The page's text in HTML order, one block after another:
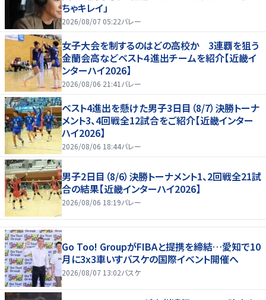
ちゃキレイ」
2026/08/07 05:22バレー
女子大会を制するのはどの高校か 3連覇を狙う
金蘭会高などベスト４進出チームを紹介【近畿イ
ンターハイ2026】
2026/08/06 21:41 バレー
ベスト4進出を懸けた男子3日目（8/7）決勝トーナ
メント3、4回戦全12試合をご紹介【近畿インター
ハイ2026】
2026/08/06 18:44バレー
男子2日目（8/6）決勝トーナメント1、2回戦全21試
合の結果【近畿インターハイ2026】
2026/08/06 18:19バレー
Go Too! GroupがFIBAと提携を締結…愛知で10
月に3x3車いすバスケの国際イベント開催へ
2026/08/07 13:02バスケ